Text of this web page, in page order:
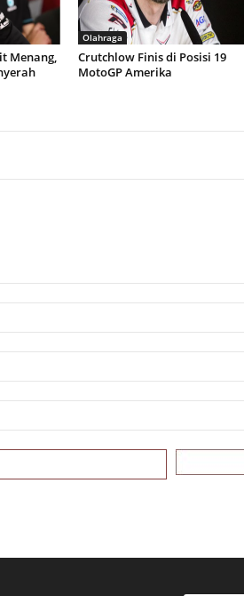
Menang,
Olahraga
Crutchlow Finis di Posisi 19
MotoGP Amerika